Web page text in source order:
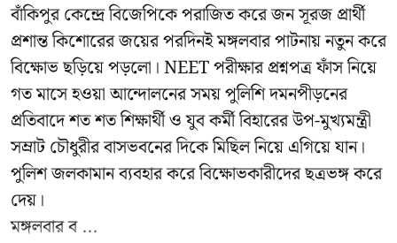
বাঁকিপুর কেন্দ্রে বিজেপিকে পরাজিত করে জন সূরজ প্রার্থী
প্রশান্ত কিশোরের জয়ের পরদিনই মঙ্গলবার পাটনায় নতুন করে
বিক্ষোভ ছড়িয়ে পড়লো। NEET পরীক্ষার প্রশ্নপত্র ফাঁস নিয়ে
গত মাসে হওয়া আন্দোলনের সময় পুলিশি দমনপীড়নের
প্রতিবাদে শত শত শিক্ষার্থী ও যুব কর্মী বিহারের উপ-মুখ্যমন্ত্রী
সম্রাট চৌধুরীর বাসভবনের দিকে মিছিল নিয়ে এগিয়ে যান।
পুলিশ জলকামান ব্যবহার করে বিক্ষোভকারীদের ছত্রভঙ্গ করে
দেয়।
মঙ্গলবার ব ...